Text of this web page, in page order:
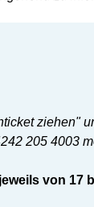
ziehen"
205 4003
jeweils von 17